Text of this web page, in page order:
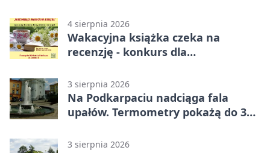
4 sierpnia 2026
Wakacyjna książka czeka na
recenzję - konkurs dla
3 sierpnia 2026
Na Podkarpaciu nadciąga fala
upałów. Termometry pokażą do 36
3 sierpnia 2026